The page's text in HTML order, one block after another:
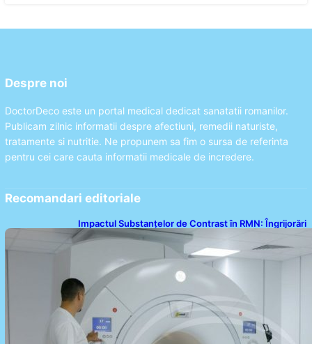
Despre noi
DoctorDeco este un portal medical dedicat sanatatii romanilor.
Publicam zilnic informatii despre afectiuni, remedii naturiste,
tratamente si nutritie. Ne propunem sa fim o sursa de referinta
pentru cei care cauta informatii medicale de incredere.
Recomandari editoriale
Impactul Substanțelor de Contrast în RMN: Îngrijorări
Legate de Gadoliniu și Acidul Oxalic